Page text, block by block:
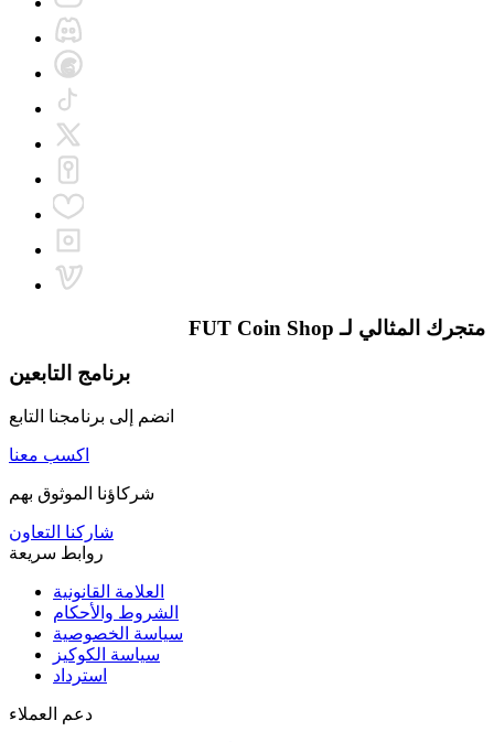
متجرك المثالي لـ FUT Coin Shop
برنامج التابعين
انضم إلى برنامجنا التابع
اكسب معنا
شركاؤنا الموثوق بهم
شاركنا التعاون
العلامة القانونية
الشروط والأحكام
سياسة الخصوصية
سياسة الكوكيز
استرداد